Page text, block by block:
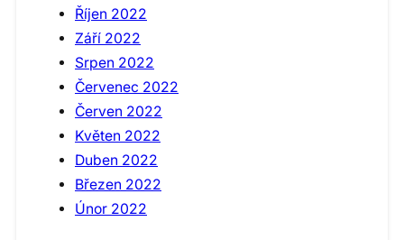
Říjen 2022
Září 2022
Srpen 2022
Červenec 2022
Červen 2022
Květen 2022
Duben 2022
Březen 2022
Únor 2022